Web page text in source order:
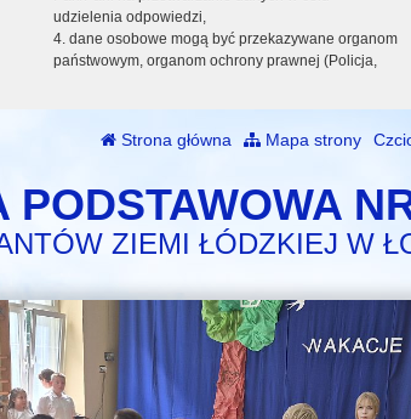
udzielenia odpowiedzi,
4. dane osobowe mogą być przekazywane organom
państwowym, organom ochrony prawnej (Policja,
Strona główna Mapa strony
PODSTAWOWA
ZIEMI ŁÓDZKIEJ W